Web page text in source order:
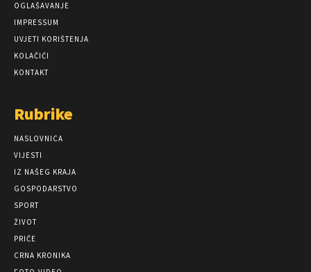
OGLAŠAVANJE
IMPRESSUM
UVJETI KORIŠTENJA
KOLAČIĆI
KONTAKT
Rubrike
NASLOVNICA
VIJESTI
IZ NAŠEG KRAJA
GOSPODARSTVO
SPORT
ŽIVOT
PRIČE
CRNA KRONIKA